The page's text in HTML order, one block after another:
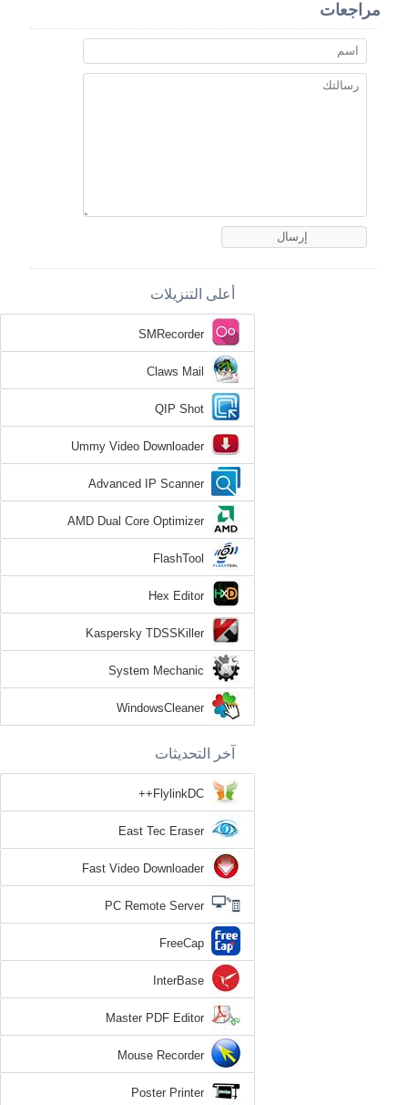
مراجعات
أعلى التنزيلات
SMRecorder
Claws Mail
QIP Shot
Ummy Video Downloader
Advanced IP Scanner
AMD Dual Core Optimizer
FlashTool
Hex Editor
Kaspersky TDSSKiller
System Mechanic
WindowsCleaner
آخر التحديثات
FlylinkDC++
East Tec Eraser
Fast Video Downloader
PC Remote Server
FreeCap
InterBase
Master PDF Editor
Mouse Recorder
Poster Printer